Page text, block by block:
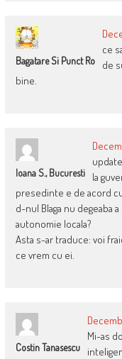
Bagatare Si Punct Ro
ce
de
bine.
Ioana S., Bucuresti
la
presedinte e de acord
d-nul Blaga nu degeaba
autonomie locala?
Asta s-ar traduce: voi
ce vrem cu ei.
Costin Tanasescu
Mi-as